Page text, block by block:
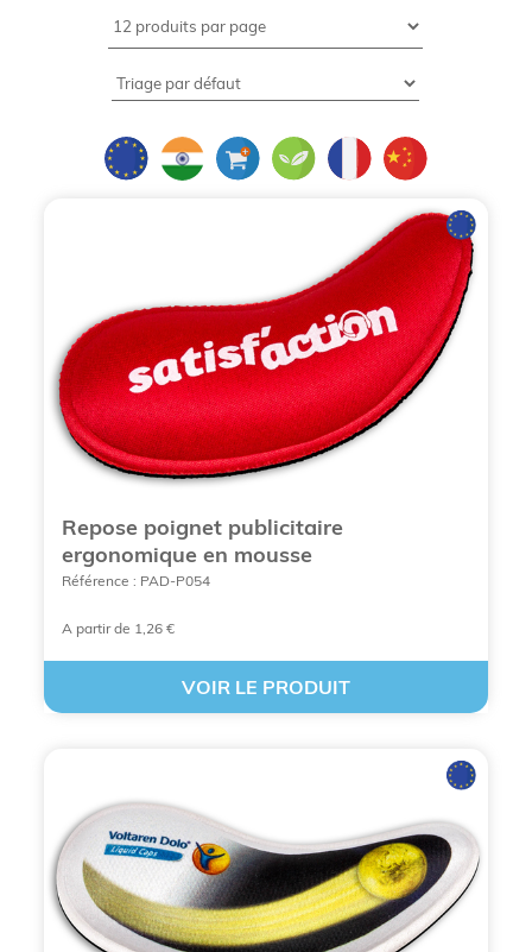
pas un hasard si nos principaux clients en matière
organismes de santé. Outre son aspect médical, le
tapis de souris ergonomique personnalisable
exceptionnel et un objet publicitaire hors norme.En
effet, peu de goodies peuvent se vanter (si tant est
surface de promotion et d'information aussi grande
! Toute la surface du tapis est imprimée à votre
Bcl Concept est un spécialiste du
tapis de souris depuis 1996!
Le tapis de souris
ergonomique publicitaire
pour l’affichage de votre
Si vous avez déjà tout tenté pour pouvoir diffuser
plus aisément votre logo ou le slogan de votre
essayez le
si on considère son utilisation quotidienne, mais à
travers un
tapis de souris ergonomique
le client. Et de votre côté, vous arriverez à vous
promouvoir automatiquement.
Repose poignet publicitaire
ergonomique en mousse
Référence : PAD-P054
A partir de 1,26 €
VOIR LE PRODUIT